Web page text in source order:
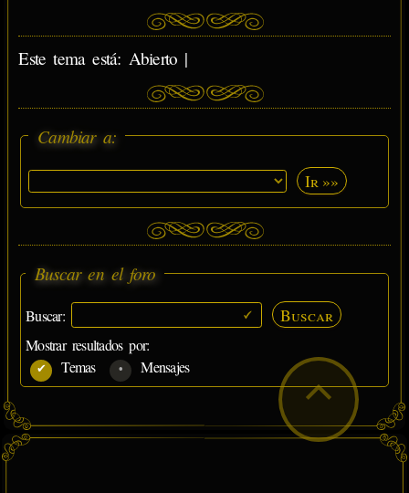
Este tema está: Abierto |
Cambiar a:
Ir »»
Buscar en el foro
Buscar: Buscar
Mostrar resultados por:
Temas
Mensajes